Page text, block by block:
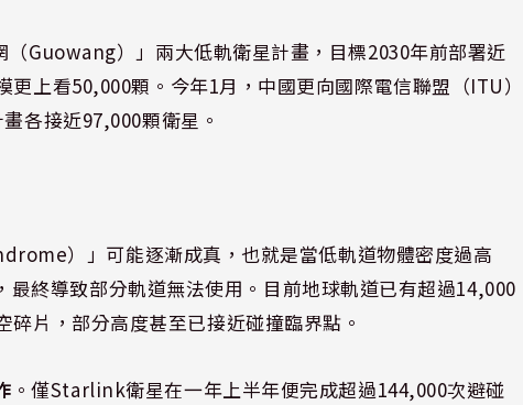
Guowang）」兩大低軌衛星計畫，目標2030年前部署近
上看50,000顆。今年1月，中國更向國際電信聯盟（ITU）
各接近97,000顆衛星。
）」可能逐漸成真，也就是當低軌道物體密度過高
終導致部分軌道無法使用。目前地球軌道已有超過14,000
片，部分高度甚至已接近碰撞臨界點。
。僅Starlink衛星在一年上半年便完成超過144,000次避碰